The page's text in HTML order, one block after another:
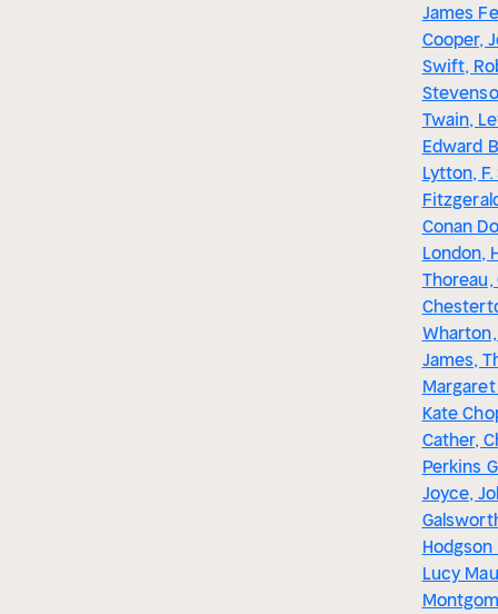
James
Cooper,
Swift,
Twain,
Edward
Lytton,
Conan
London,
Thoreau,
James,
Kate
Cather,
Perkins
Joyce,
Lucy